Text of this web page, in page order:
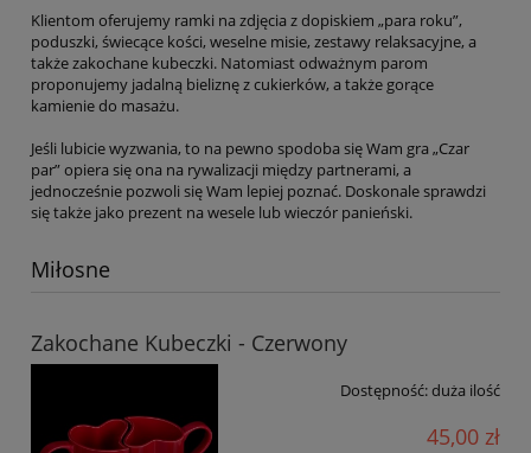
Klientom oferujemy ramki na zdjęcia z dopiskiem „para roku”,
poduszki, świecące kości, weselne misie, zestawy relaksacyjne, a
także zakochane kubeczki. Natomiast odważnym parom
proponujemy jadalną bieliznę z cukierków, a także gorące
kamienie do masażu.
Jeśli lubicie wyzwania, to na pewno spodoba się Wam gra „Czar
par” opiera się ona na rywalizacji między partnerami, a
jednocześnie pozwoli się Wam lepiej poznać. Doskonale sprawdzi
się także jako prezent na wesele lub wieczór panieński.
Miłosne
Zakochane Kubeczki - Czerwony
Dostępność:duża ilość
45,00 zł